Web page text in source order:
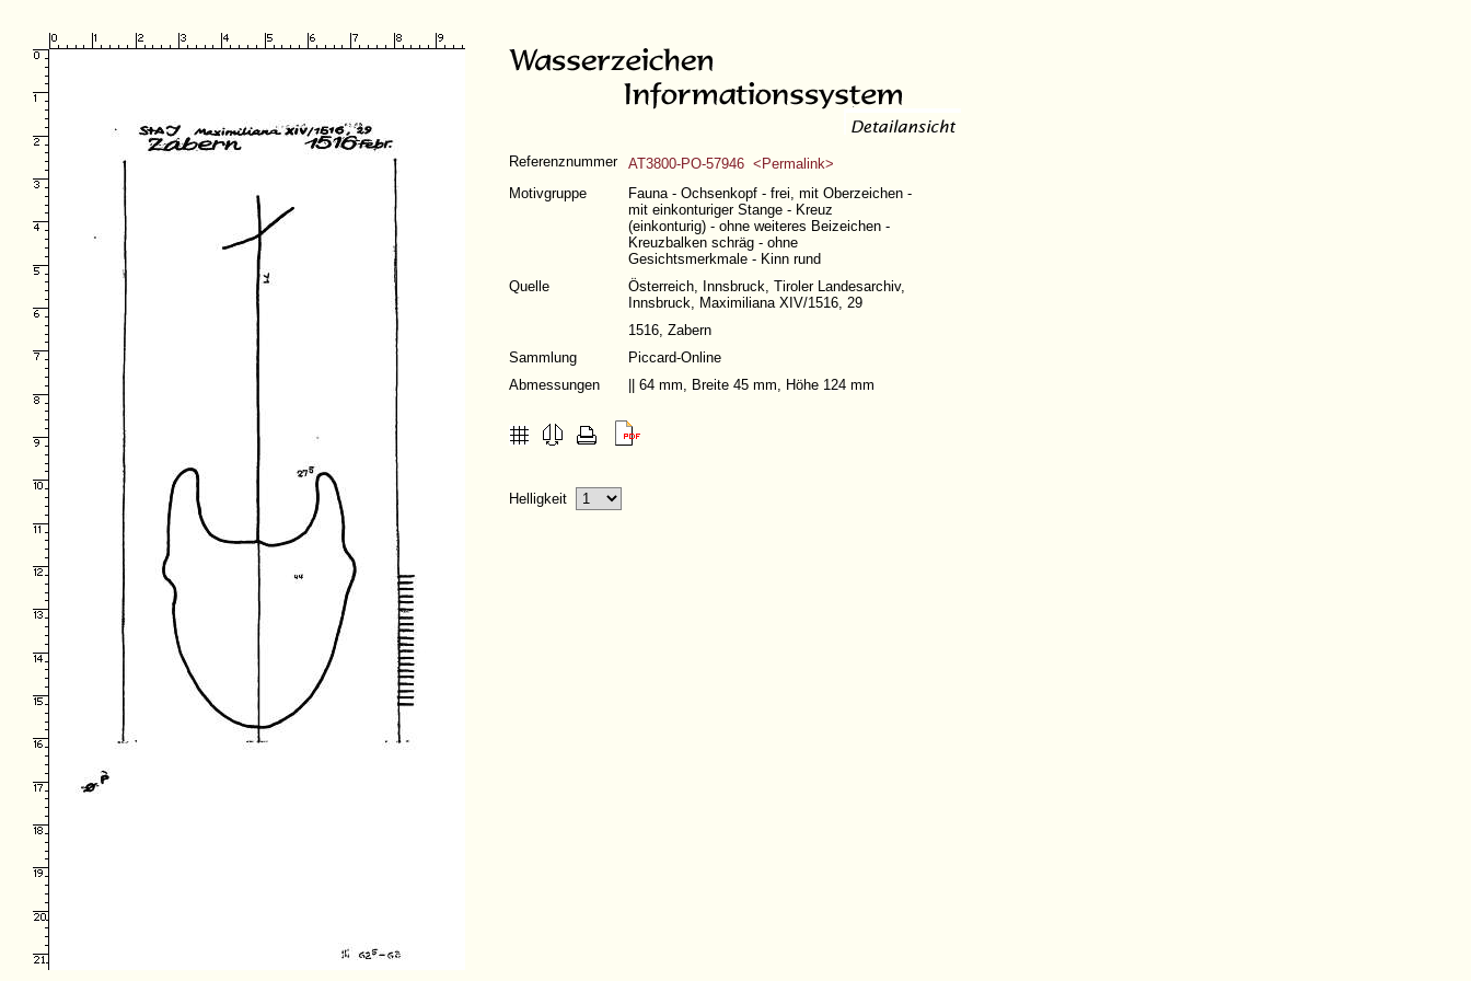
Referenznummer
AT3800-PO-57946 <Permalink>
Motivgruppe
Fauna - Ochsenkopf - frei, mit Oberzeichen -
mit einkonturiger Stange - Kreuz
(einkonturig) - ohne weiteres Beizeichen -
Kreuzbalken schräg - ohne
Gesichtsmerkmale - Kinn rund
Quelle
Österreich, Innsbruck, Tiroler Landesarchiv,
Innsbruck, Maximiliana XIV/1516, 29
1516, Zabern
Sammlung
Piccard-Online
Abmessungen
|| 64 mm, Breite 45 mm, Höhe 124 mm
Helligkeit